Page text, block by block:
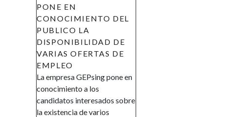
CONOCIMIENTO DEL
PUBLICO LA
DISPONIBILIDAD DE
VARIAS OFERTAS DE
La empresa GEPsing pone en
conocimiento a los
candidatos interesados sobre
la existencia de varios
MUJER EN GUINEA
(AIMUGE) - AVISO DE
RECLUTAMIENTO
RECLUTAMIENTO El
Gobierno de la República de
Guinea Ecuatorial en el marco
de su política de promover la